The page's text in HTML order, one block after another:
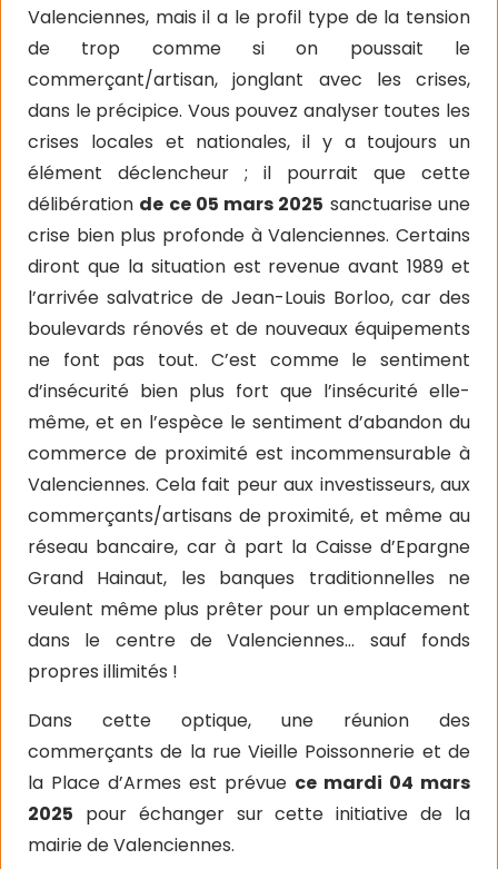
Valenciennes, mais il a le profil type de la tension
de trop comme si on poussait le
commerçant/artisan, jonglant avec les crises,
dans le précipice. Vous pouvez analyser toutes les
crises locales et nationales, il y a toujours un
élément déclencheur ; il pourrait que cette
délibération de ce 05 mars 2025 sanctuarise une
crise bien plus profonde à Valenciennes. Certains
diront que la situation est revenue avant 1989 et
l’arrivée salvatrice de Jean-Louis Borloo, car des
boulevards rénovés et de nouveaux équipements
ne font pas tout. C’est comme le sentiment
d’insécurité bien plus fort que l’insécurité elle-
même, et en l’espèce le sentiment d’abandon du
commerce de proximité est incommensurable à
Valenciennes. Cela fait peur aux investisseurs, aux
commerçants/artisans de proximité, et même au
réseau bancaire, car à part la Caisse d’Epargne
Grand Hainaut, les banques traditionnelles ne
veulent même plus prêter pour un emplacement
dans le centre de Valenciennes… sauf fonds
propres illimités !
Dans cette optique, une réunion des
commerçants de la rue Vieille Poissonnerie et de
la Place d’Armes est prévue ce mardi 04 mars
2025 pour échanger sur cette initiative de la
mairie de Valenciennes.